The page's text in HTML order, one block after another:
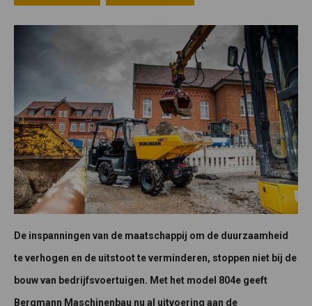
De inspanningen van de maatschappij om de duurzaamheid
te verhogen en de uitstoot te verminderen, stoppen niet bij de
bouw van bedrijfsvoertuigen. Met het model 804e geeft
Bergmann Maschinenbau nu al uitvoering aan de